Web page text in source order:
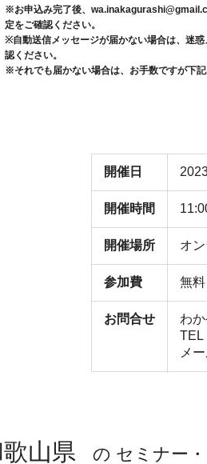
※お申込み完了後、
定をご確認ください。
※自動送信メッセージが届かない場合は、迷
認ください。
※それでも届かない場合は、お手数ですが下
開催日
開催時間
開催場所 オ
参加費 無料
お問合せ
わ
TEL
メ
山県 の セミナー